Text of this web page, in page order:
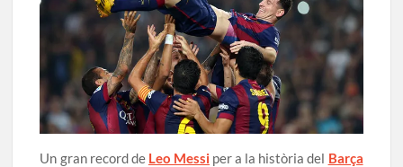
Un gran record de Leo Messi per a la història del Barça